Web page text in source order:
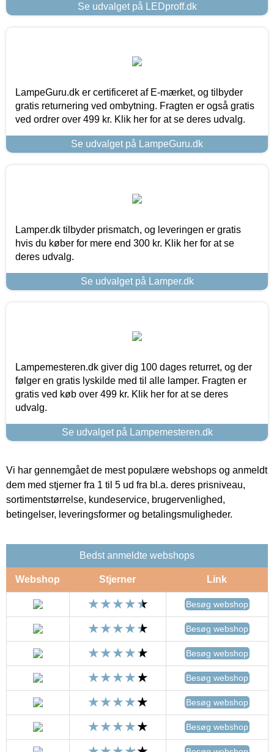
Se udvalget på LEDproff.dk
LampeGuru.dk er certificeret af E-mærket, og tilbyder
gratis returnering ved ombytning. Fragten er også gratis
ved ordrer over 499 kr. Klik her for at se deres udvalg.
Se udvalget på LampeGuru.dk
Lamper.dk tilbyder prismatch, og leveringen er gratis
hvis du køber for mere end 300 kr. Klik her for at se
deres udvalg.
Se udvalget på Lamper.dk
Lampemesteren.dk giver dig 100 dages returret, og der
følger en gratis lyskilde med til alle lamper. Fragten er
gratis ved køb over 499 kr. Klik her for at se deres
udvalg.
Se udvalget på Lampemesteren.dk
Vi har gennemgået de mest populære webshops og anmeldt
dem med stjerner fra 1 til 5 ud fra bl.a. deres prisniveau,
sortimentstørrelse, kundeservice, brugervenlighed,
betingelser, leveringsformer og betalingsmuligheder.
Bedst anmeldte webshops
Webshop Stjerner Link
Besøg webshop
Besøg webshop
Besøg webshop
Besøg webshop
Besøg webshop
Besøg webshop